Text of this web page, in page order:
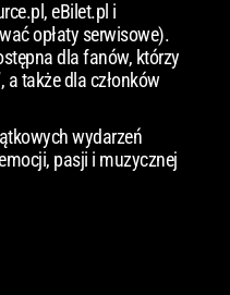
eBilet.pl i
opłaty serwisowe).
dla fanów, którzy
a także dla członków
wydarzeń
pasji i muzycznej